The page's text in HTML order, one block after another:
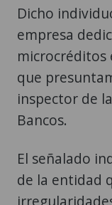
Dicho
empresa
microcréditos
que
inspector de
Bancos.
El señalado
de la entidad